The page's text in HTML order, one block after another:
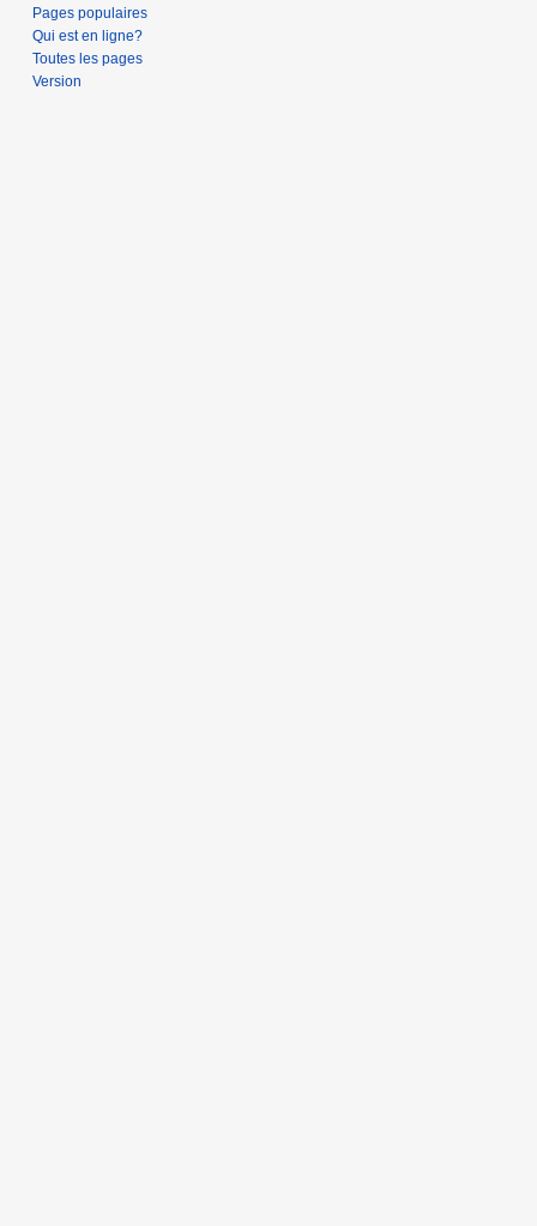
Pages populaires
Qui est en ligne?
Toutes les pages
Version